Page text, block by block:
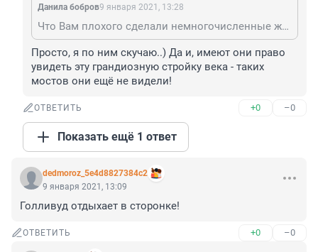
Данила бобров9 января 2021, 13:28
Что Вам плохого сделали немногочисленные жители Аляски?
Просто, я по ним скучаю..) Да и, имеют они право
увидеть эту грандиозную стройку века - таких
мостов они ещё не видели!
ОТВЕТИТЬ +0 –0
Показать ещё 1 ответ
dedmoroz_5e4d8827384c2
9 января 2021, 13:09
Голливуд отдыхает в сторонке!
ОТВЕТИТЬ +0 –0